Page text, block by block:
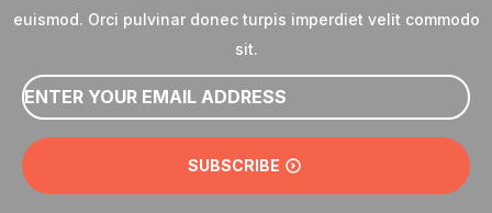
euismod. Orci pulvinar donec turpis imperdiet velit commodo
sit.
Email
*
SUBSCRIBE